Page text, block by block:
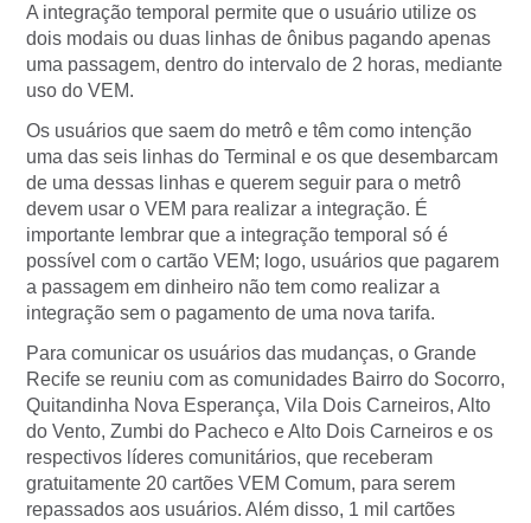
A integração temporal permite que o usuário utilize os
dois modais ou duas linhas de ônibus pagando apenas
uma passagem, dentro do intervalo de 2 horas, mediante
uso do VEM.
Os usuários que saem do metrô e têm como intenção
uma das seis linhas do Terminal e os que desembarcam
de uma dessas linhas e querem seguir para o metrô
devem usar o VEM para realizar a integração. É
importante lembrar que a integração temporal só é
possível com o cartão VEM; logo, usuários que pagarem
a passagem em dinheiro não tem como realizar a
integração sem o pagamento de uma nova tarifa.
Para comunicar os usuários das mudanças, o Grande
Recife se reuniu com as comunidades Bairro do Socorro,
Quitandinha Nova Esperança, Vila Dois Carneiros, Alto
do Vento, Zumbi do Pacheco e Alto Dois Carneiros e os
respectivos líderes comunitários, que receberam
gratuitamente 20 cartões VEM Comum, para serem
repassados aos usuários. Além disso, 1 mil cartões